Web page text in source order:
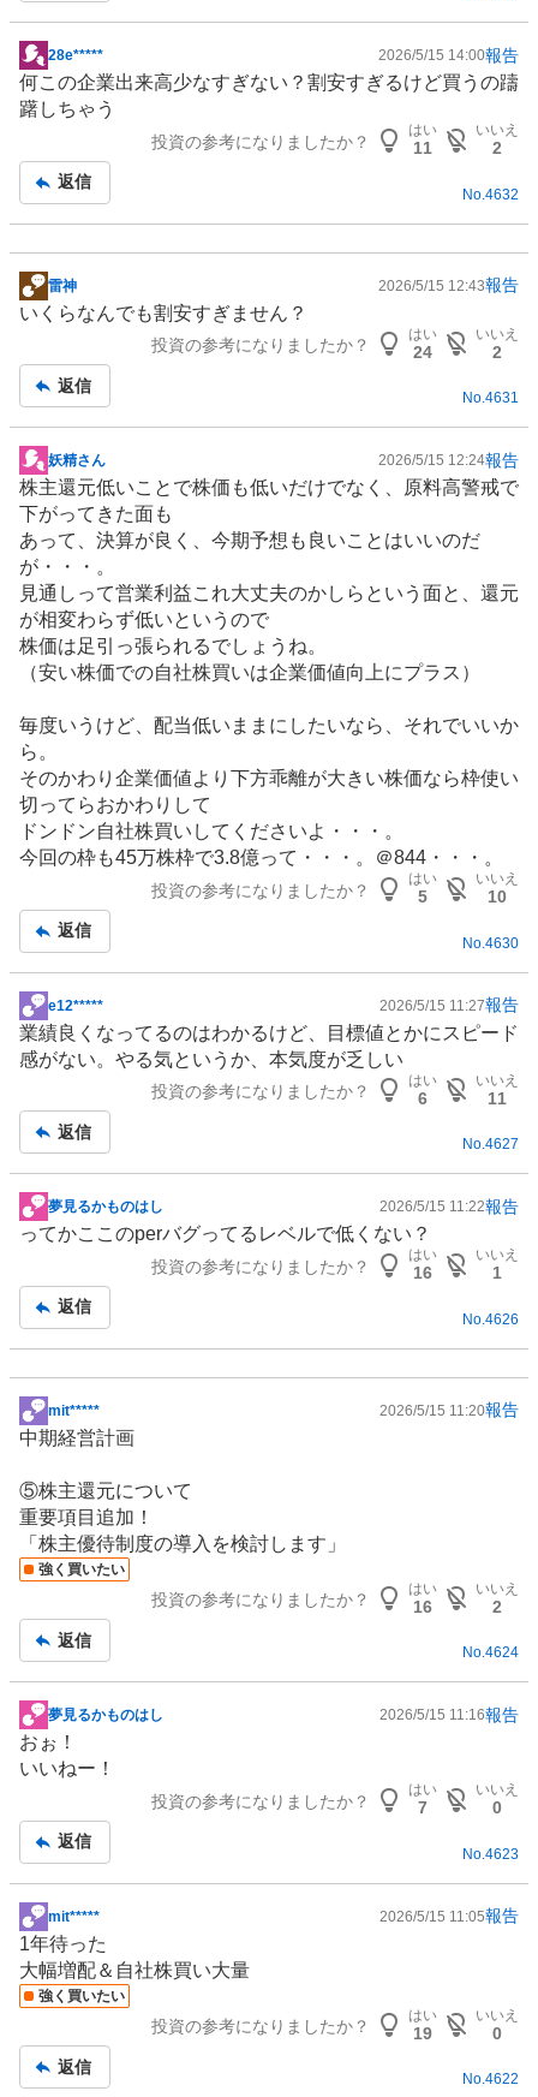
掲
示
板
28e***** 2026/5/15 14:00報告
何この企業出来高少なすぎない？割安すぎるけど買うの躊
躇しちゃう
投資の参考になりましたか？
はい
11
いいえ
2
返信
No. 4632
掲
示
事
雷神 2026/5/15 12:43報告
いくらなんでも割安すぎません？
投資の参考になりましたか？
はい
24
いいえ
2
返信
No.4631
掲
示
板
記
事
妖精さん 2026/5/15 12:24報告
株主還元低いことで株価も低いだけでなく、原料高警戒で
下がってきた面も
あって、決算が良く、今期予想も良いことはいいのだ
が・・・。
見通しって営業利益これ大丈夫のかしらという面と、還元
が相変わらず低いというので
株価は足引っ張られるでしょうね。
（安い株価での自社株買いは企業価値向上にプラス）
毎度いうけど、配当低いままにしたいなら、それでいいか
ら。
そのかわり企業価値より下方乖離が大きい株価なら枠使い
切ってらおかわりして
ドンドン自社株買いしてくださいよ・・・。
今回の枠も45万株枠で3.8億って・・・。＠844・・・。
投資の参考になりましたか？
はい
5
いいえ
10
返信
No. 4630
掲
示
板
e12***** 2026/5/15 11:27報告
業績良くなってるのはわかるけど、目標値とかにスピード
感がない。やる気というか、本気度が乏しい
投資の参考になりましたか？
はい
6
いいえ
11
返信
No.4627
掲
示
事
夢見るかものはし 2026/5/15 11:22報告
ってかここのperバグってるレベルで低くない？
投資の参考になりましたか？
はい
16
いいえ
1
返信
No. 4626
掲
示
記
事
mit***** 2026/5/15 11:20報告
中期経営計画
⑤株主還元について
重要項目追加！
「 株主優待制度の導入を検討します」
強く買いたい
投資の参考になりましたか？
はい
16
いいえ
2
返信
No.4624
掲
示
板
夢見るかものはし 2026/5/15 11:16報告
おぉ！
いいねー！
投資の参考になりましたか？
はい
7
いいえ
0
返信
No. 4623
掲
示
板
記
mit***** 2026/5/15 11:05報告
1年待った
大幅増配＆自社株買い大量
強く買いたい
投資の参考になりましたか？
はい
19
いいえ
0
返信
No.4622